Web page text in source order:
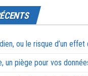
ou le risque d’un effet
un piège pour vos